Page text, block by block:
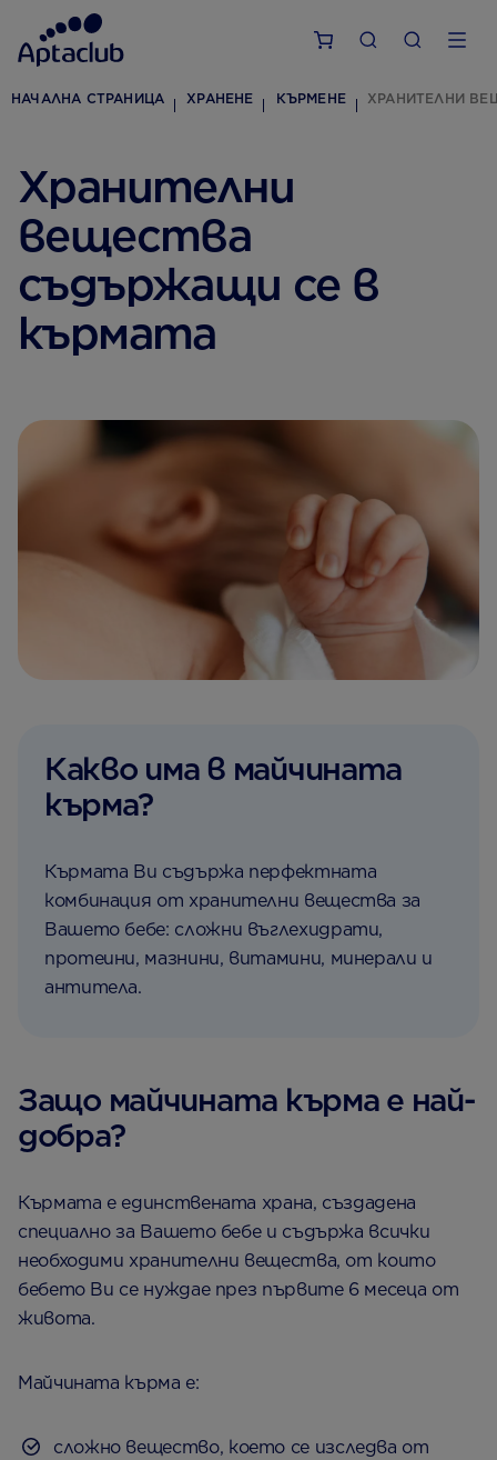
НАЧАЛНА СТРАНИЦА ХРАНЕНЕ КЪРМЕНЕ ХРАНИТЕЛНИ
Хранителни
вещества
съдържащи се в
кърмата
Какво има в майчината
кърма?
Кърмата Ви съдържа перфектната
комбинация от хранителни вещества за
Вашето бебе: сложни въглехидрати,
протеини, мазнини, витамини, минерали и
антитела.
Защо майчината кърма е най-
добрa?
Кърмата е единствената храна, създадена
специално за Вашето бебе и съдържа всички
необходими хранителни вещества, от които
бебето Ви се нуждае през първите 6 месеца от
живота.
Майчината кърма е:
сложно вещество, което се изследва от